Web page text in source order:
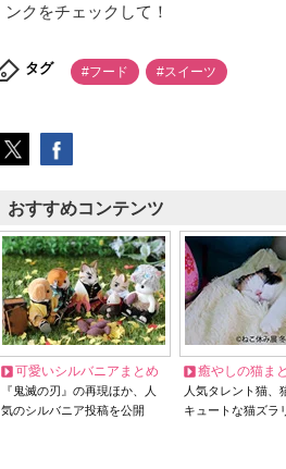
ンクをチェックして！
タグ #フード #スイーツ
おすすめコンテンツ
可愛いシルバニアまとめ
『鬼滅の刃』の再現ほか、人
気のシルバニア投稿を公開
癒やしの猫ま
人気タレント猫
キュートな猫ズラ